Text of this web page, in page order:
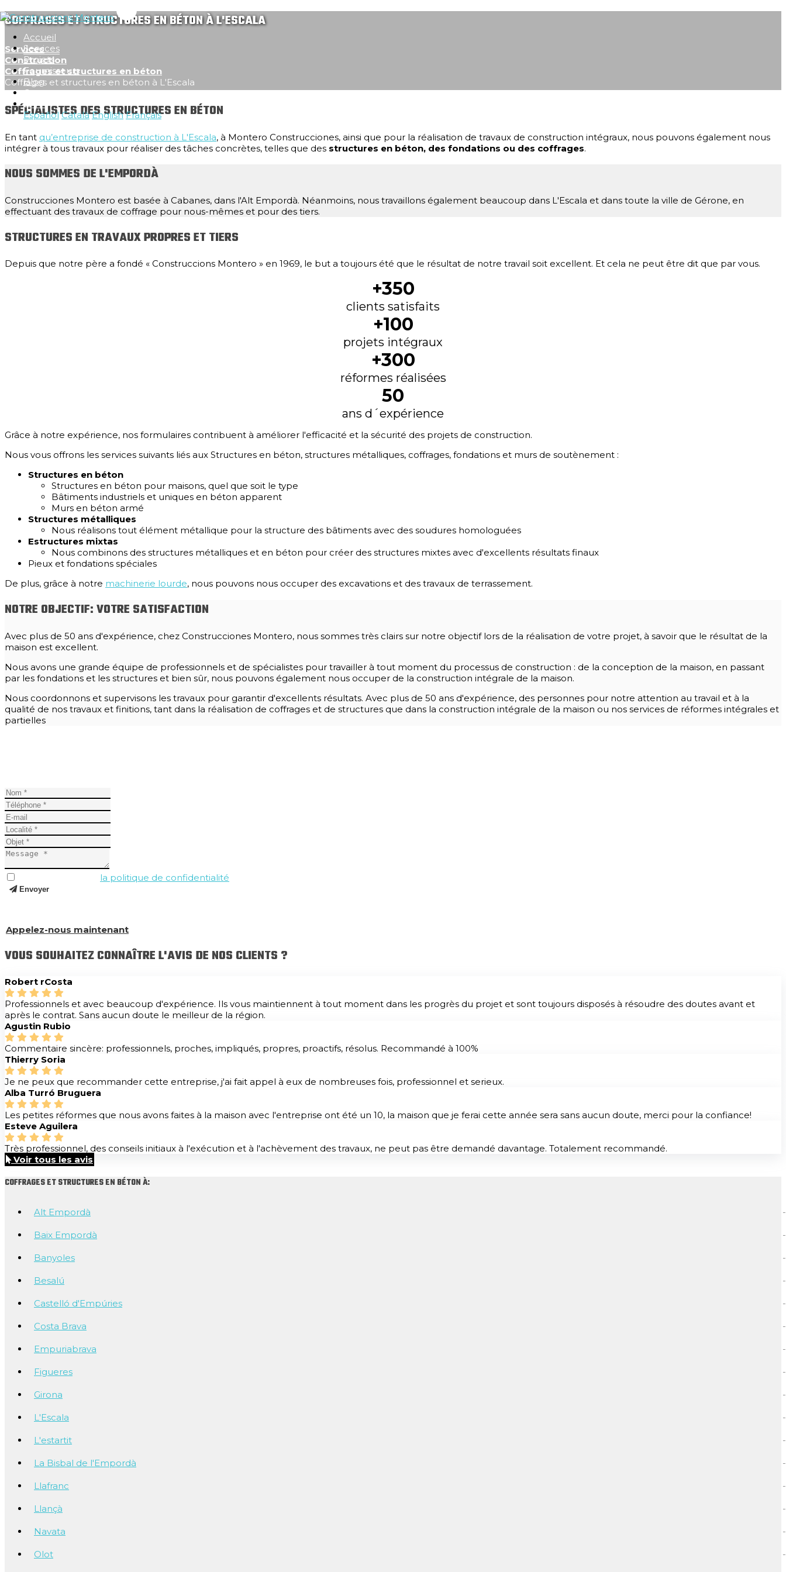
Accueil
Services
Projets
Fournisseurs
Blog
Contact
FR
Español Català English Français
COFFRAGES ET STRUCTURES EN BÉTON À L'ESCALA
Services
Construction
Coffrages et structures en béton
Coffrages et structures en béton à L'Escala
SPÉCIALISTES DES STRUCTURES EN BÉTON
En tant qu’entreprise de construction à L'Escala, à Montero Construcciones, ainsi que pour la réalisation de travaux de construction intégraux, nous pouvons également nous
intégrer à tous travaux pour réaliser des tâches concrètes, telles que des structures en béton, des fondations ou des coffrages.
NOUS SOMMES DE L'EMPORDÀ
Construcciones Montero est basée à Cabanes, dans l'Alt Empordà. Néanmoins, nous travaillons également beaucoup dans L'Escala et dans toute la ville de Gérone, en
effectuant des travaux de coffrage pour nous-mêmes et pour des tiers.
STRUCTURES EN TRAVAUX PROPRES ET TIERS
Depuis que notre père a fondé « Construccions Montero » en 1969, le but a toujours été que le résultat de notre travail soit excellent. Et cela ne peut être dit que par vous.
+350
clients satisfaits
+100
projets intégraux
+300
réformes réalisées
50
ans d´expérience
Grâce à notre expérience, nos formulaires contribuent à améliorer l'efficacité et la sécurité des projets de construction.
Nous vous offrons les services suivants liés aux Structures en béton, structures métalliques, coffrages, fondations et murs de soutènement :
Structures en béton
Structures en béton pour maisons, quel que soit le type
Bâtiments industriels et uniques en béton apparent
Murs en béton armé
Structures métalliques
Nous réalisons tout élément métallique pour la structure des bâtiments avec des soudures homologuées
Estructures mixtas
Nous combinons des structures métalliques et en béton pour créer des structures mixtes avec d'excellents résultats finaux
Pieux et fondations spéciales
De plus, grâce à notre machinerie lourde, nous pouvons nous occuper des excavations et des travaux de terrassement.
NOTRE OBJECTIF: VOTRE SATISFACTION
Avec plus de 50 ans d'expérience, chez Construcciones Montero, nous sommes très clairs sur notre objectif lors de la réalisation de votre projet, à savoir que le résultat de la
maison est excellent.
Nous avons une grande équipe de professionnels et de spécialistes pour travailler à tout moment du processus de construction : de la conception de la maison, en passant
par les fondations et les structures et bien sûr, nous pouvons également nous occuper de la construction intégrale de la maison.
Nous coordonnons et supervisons les travaux pour garantir d'excellents résultats. Avec plus de 50 ans d'expérience, des personnes pour notre attention au travail et à la
qualité de nos travaux et finitions, tant dans la réalisation de coffrages et de structures que dans la construction intégrale de la maison ou nos services de réformes intégrales et
partielles
la politique de confidentialité
Envoyer
Appelez-nous maintenant
VOUS SOUHAITEZ CONNAÎTRE L'AVIS DE NOS CLIENTS ?
Robert rCosta
Professionnels et avec beaucoup d'expérience. Ils vous maintiennent à tout moment dans les progrès du projet et sont toujours disposés à résoudre des doutes avant et
après le contrat. Sans aucun doute le meilleur de la région.
Agustin Rubio
Commentaire sincère: professionnels, proches, impliqués, propres, proactifs, résolus. Recommandé à 100%
Thierry Soria
Je ne peux que recommander cette entreprise, j'ai fait appel à eux de nombreuses fois, professionnel et serieux.
Alba Turró Bruguera
Les petites réformes que nous avons faites à la maison avec l'entreprise ont été un 10, la maison que je ferai cette année sera sans aucun doute, merci pour la confiance!
Esteve Aguilera
Très professionnel, des conseils initiaux à l'exécution et à l'achèvement des travaux, ne peut pas être demandé davantage. Totalement recommandé.
Voir tous les avis
COFFRAGES ET STRUCTURES EN BÉTON À:
Alt Empordà
Baix Empordà
Banyoles
Besalú
Castelló d'Empúries
Costa Brava
Empuriabrava
Figueres
Girona
L'Escala
L'estartit
La Bisbal de l'Empordà
Llafranc
Llançà
Navata
Olot